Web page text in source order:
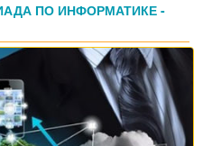
ПО ИНФОРМАТИКЕ -